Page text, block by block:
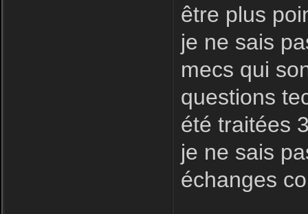
être plus
je ne sais
mecs qui
questions
été traitées
je ne sais
échanges